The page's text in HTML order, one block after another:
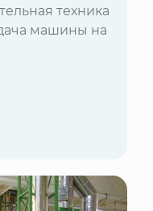
техника
машины на